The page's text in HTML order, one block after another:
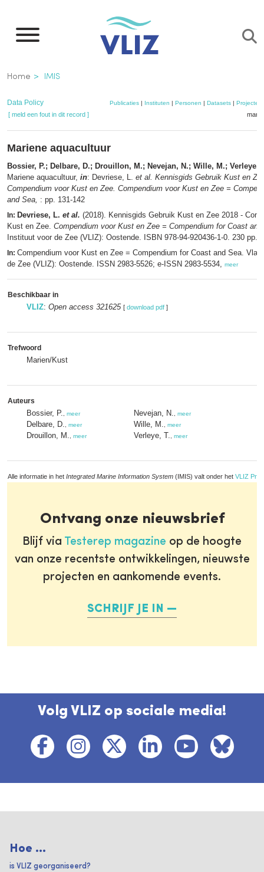
naar
inhoud
gaan
Kruimelpad
Home IMIS
Data Policy Publicaties| Instituten | Personen | Datasets| Projecten
[ meld een fout in dit record ]
Mariene aquacultuur
Bossier, P.; Delbare, D.; Drouillon, M.; Nevejan, N.; Wille, M.; Verleye,
Mariene aquacultuur, in: Devriese, L. et al. Kennisgids Gebruik Kust en
Compendium voor Kust en Zee. Compendium voor Kust en Zee =
and Sea, : pp. 131-142
In: Devriese, L. et al. (2018). Kennisgids Gebruik Kust en Zee 2018 -
Kust en Zee. Compendium voor Kust en Zee = Compendium for Coast and
Instituut voor de Zee (VLIZ): Oostende. ISBN 978-94-920436-1-0. 230 pp.,
In: Compendium voor Kust en Zee = Compendium for Coast and Sea.
de Zee (VLIZ): Oostende. ISSN 2983-5526; e-ISSN 2983-5534, meer
Beschikbaar in
VLIZ: Open access 321625 [ download pdf ]
Trefwoord
Marien/Kust
Auteurs
Bossier, P. meer
Delbare, D. meer
Drouillon, M. meer
Nevejan, N. meer
Wille, M. meer
Verleye, T. meer
Alle informatie in het Integrated Marine Information System (IMIS) valt onder het VLIZ
Ontvang onze nieuwsbrief
Blijf via Testerep magazine op de hoogte
van onze recentste ontwikkelingen, nieuwste
projecten en aankomende events.
SCHRIJF JE IN
Volg VLIZ op sociale media!
Hoe ...
is VLIZ georganiseerd?